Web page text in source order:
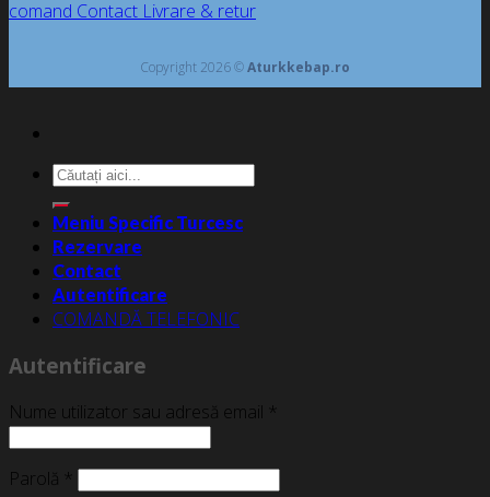
comand Contact Livrare & retur
Copyright 2026 ©Aturkkebap.ro
Caută
după:
Meniu Specific Turcesc
Rezervare
Contact
Autentificare
COMANDĂ TELEFONIC
Autentificare
Nume utilizator sau adresă email *
Parolă *